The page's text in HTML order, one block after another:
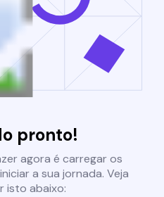
pronto!
agora é carregar os
a sua jornada. Veja
isto abaixo: